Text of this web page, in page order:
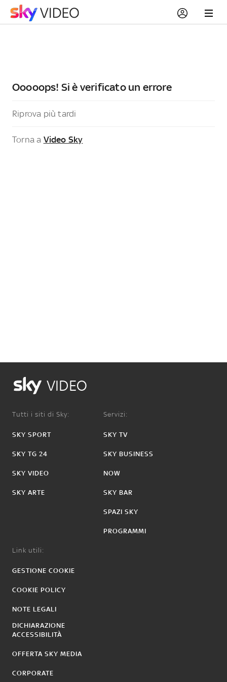
Ooooops! Si è verificato un errore
Riprova più tardi
Torna a Video Sky
VIDEO
Tutti i siti di Sky:
SKY SPORT
SKY TG 24
SKY VIDEO
SKY ARTE
Servizi:
SKY TV
SKY BUSINESS
NOW
SKY BAR
SPAZI SKY
PROGRAMMI
Link utili:
GESTIONE COOKIE
COOKIE POLICY
NOTE LEGALI
DICHIARAZIONE
ACCESSIBILITÀ
OFFERTA SKY MEDIA
CORPORATE